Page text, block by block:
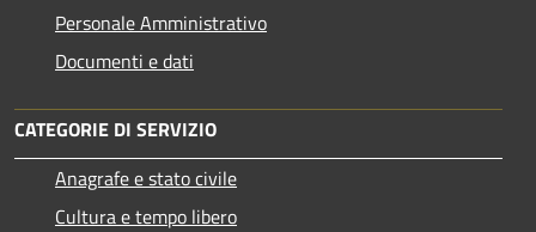
Personale Amministrativo
Documenti e dati
CATEGORIE DI SERVIZIO
Anagrafe e stato civile
Cultura e tempo libero